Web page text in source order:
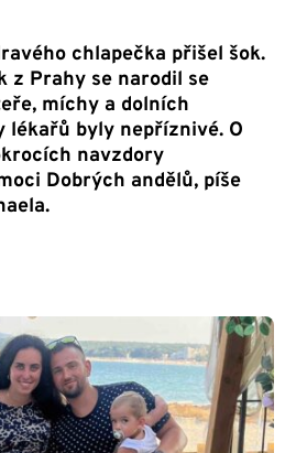
chlapečka přišel šok.
z Prahy se narodil se
míchy a dolních
lékařů byly nepříznivé. O
navzdory
Dobrých andělů, píše